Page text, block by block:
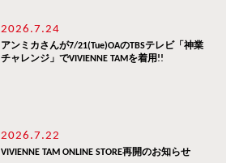
2026.7.24
アンミカさんが7/21(Tue)OAのTBSテレビ「神業
チャレンジ」でVIVIENNE TAMを着用!!
2026.7.22
VIVIENNE TAM ONLINE STORE再開のお知らせ